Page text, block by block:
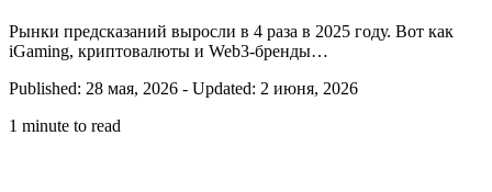
Рынки предсказаний выросли в 4 раза в 2025 году. Вот как
iGaming, криптовалюты и Web3-бренды…
Published: 28 мая, 2026 - Updated: 2 июня, 2026
1 minute to read